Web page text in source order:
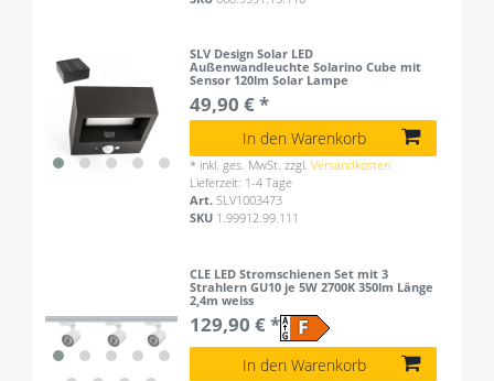
SLV Design Solar LED
Außenwandleuchte Solarino Cube mit
Sensor 120lm Solar Lampe
49,90 € *
In den Warenkorb
* inkl. ges. MwSt. zzgl.Versandkosten
Lieferzeit: 1-4 Tage
Art.SLV1003473
SKU 1.99912.99.111
CLE LED Stromschienen Set mit 3
Strahlern GU10 je 5W 2700K 350lm Länge
2,4m weiss
129,90 € *
In den Warenkorb